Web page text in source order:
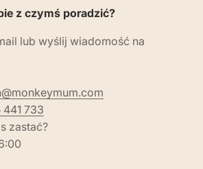
z czymś poradzić?
lub wyślij wiadomość na
733
zastać?